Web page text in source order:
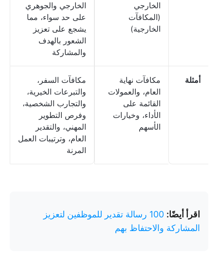
الخارجي
(المكافآت
الخارجية)
الخارجي والجوهري
على حد سواء، مما
يشجع على تعزيز
الشعور بالهدف
والمشاركة
أمثلة
مكافآت نهاية
العام، والعمولات
القائمة على
الأداء، وخيارات
الأسهم
مكافآت السفر،
والتبرعات الخيرية،
والتجارب الشخصية،
وفرص التطوير
المهني، والتقدير
العام، وترتيبات العمل
المرنة
اقرأ أيضًا:
100 رسالة تقدير للموظفين لتعزيز
المشاركة والاحتفاظ بهم